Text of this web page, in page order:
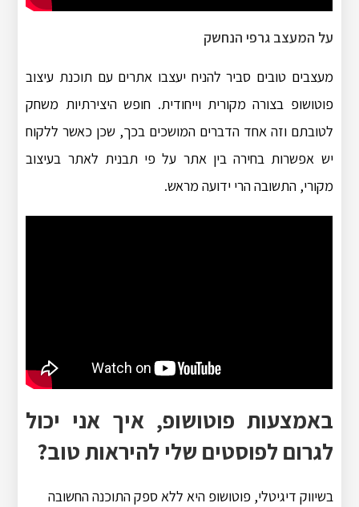
על המעצב גרפי הנחשק
מעצבים טובים סביר להניח יעצבו אתרים עם תוכנת עיצוב
פוטושופ בצורה מקורית וייחודית. חופש היצירתיות משחק
לטובתם וזה אחד הדברים המושכים בכך, שכן כאשר ללקוח
יש אפשרות בחירה בין אתר על פי תבנית לאתר בעיצוב
מקורי, התשובה הרי ידועה מראש.
באמצעות פוטושופ, איך אני יכול
לגרום לפוסטים שלי להיראות טוב?
בשיווק דיגיטלי, פוטושופ היא ללא ספק התוכנה החשובה